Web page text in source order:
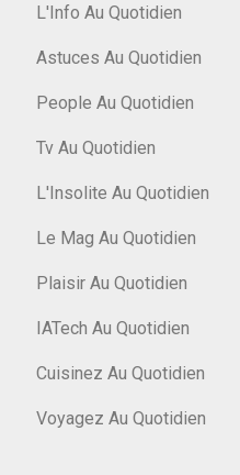
L'Info Au Quotidien
Astuces Au Quotidien
People Au Quotidien
Tv Au Quotidien
L'Insolite Au Quotidien
Le Mag Au Quotidien
Plaisir Au Quotidien
IATech Au Quotidien
Cuisinez Au Quotidien
Voyagez Au Quotidien